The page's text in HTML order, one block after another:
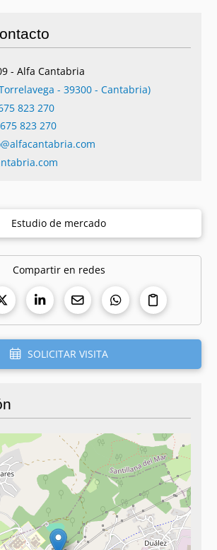
- Alfa Cantabria
- 39300 - Cantabria)
823 270
675 823 270
Estudio de mercado
Compartir en redes
SOLICITAR VISITA